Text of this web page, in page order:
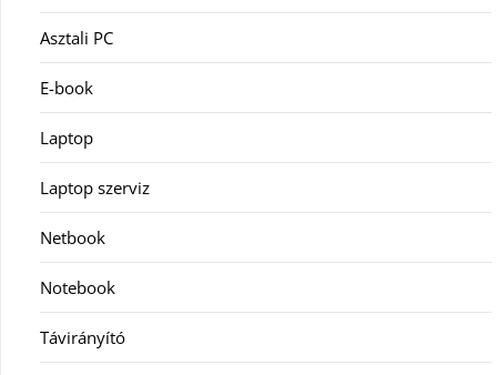
Asztali PC
E-book
Laptop
Laptop szerviz
Netbook
Notebook
Távirányító